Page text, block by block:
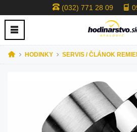
(032) 771 28 09
HODINKY SERVIS / ČLÁNOK